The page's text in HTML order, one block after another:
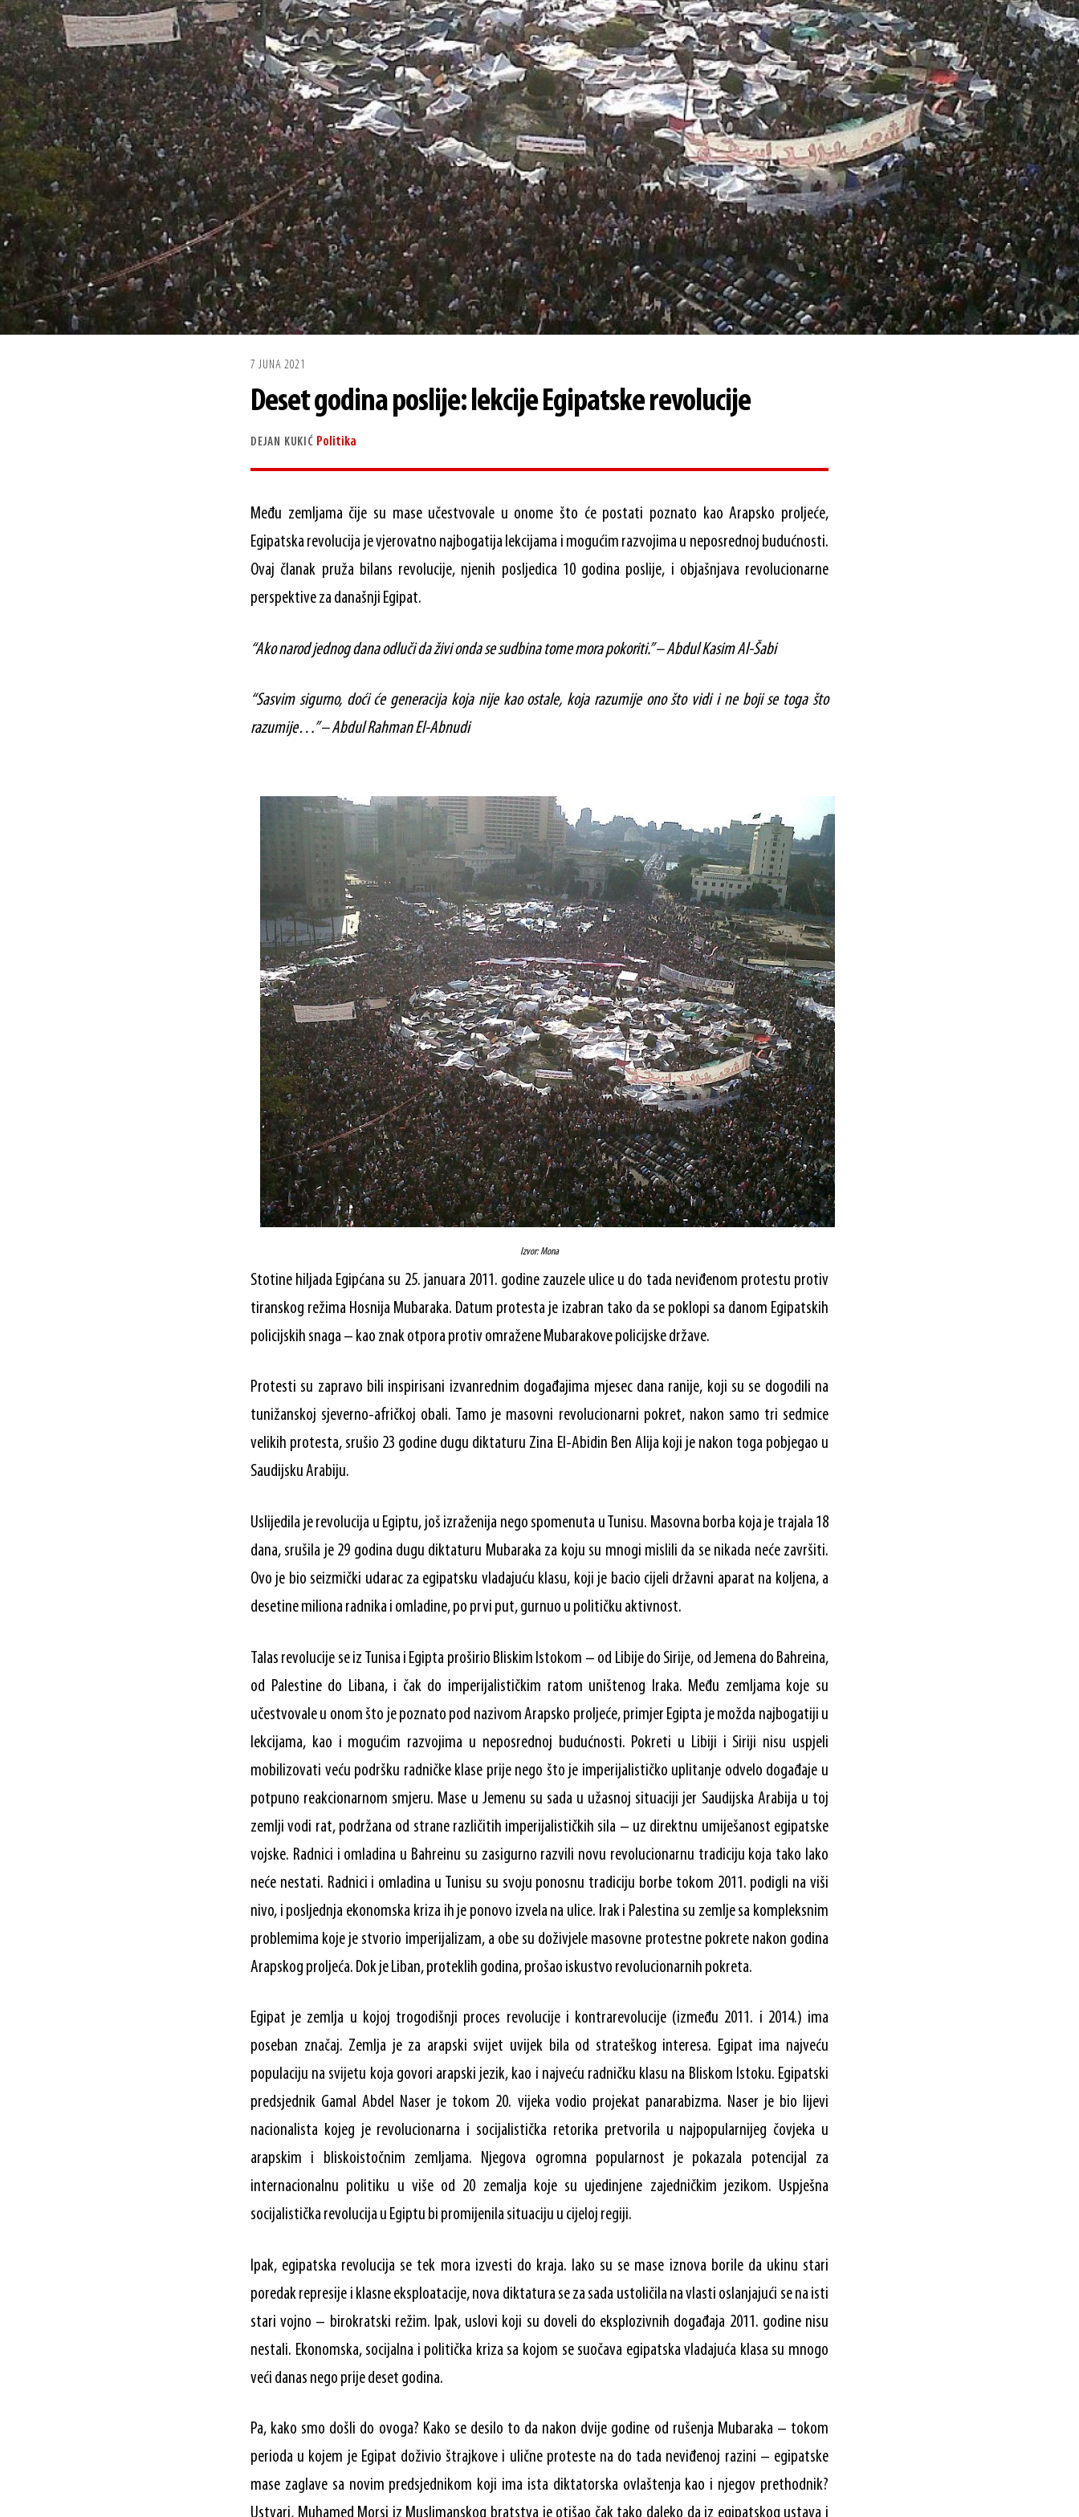
7 JUNA 2021
Deset godina poslije: lekcije Egipatske revolucije
DEJAN KUKIĆ Politika
Među zemljama čije su mase učestvovale u onome što će postati poznato kao Arapsko proljeće,
Egipatska revolucija je vjerovatno najbogatija lekcijama i mogućim razvojima u neposrednoj budućnosti.
Ovaj članak pruža bilans revolucije, njenih posljedica 10 godina poslije, i objašnjava revolucionarne
perspektive za današnji Egipat.
“Ako narod jednog dana odluči da živi onda se sudbina tome mora pokoriti.” – Abdul Kasim Al-Šabi
“Sasvim sigurno, doći će generacija koja nije kao ostale, koja razumije ono što vidi i ne boji se toga što
razumije…” – Abdul Rahman El-Abnudi
Izvor: Mona
Stotine hiljada Egipćana su 25. januara 2011. godine zauzele ulice u do tada neviđenom protestu protiv
tiranskog režima Hosnija Mubaraka. Datum protesta je izabran tako da se poklopi sa danom Egipatskih
policijskih snaga – kao znak otpora protiv omražene Mubarakove policijske države.
Protesti su zapravo bili inspirisani izvanrednim događajima mjesec dana ranije, koji su se dogodili na
tunižanskoj sjeverno-afričkoj obali. Tamo je masovni revolucionarni pokret, nakon samo tri sedmice
velikih protesta, srušio 23 godine dugu diktaturu Zina El-Abidin Ben Alija koji je nakon toga pobjegao u
Saudijsku Arabiju.
Uslijedila je revolucija u Egiptu, još izraženija nego spomenuta u Tunisu. Masovna borba koja je trajala 18
dana, srušila je 29 godina dugu diktaturu Mubaraka za koju su mnogi mislili da se nikada neće završiti.
Ovo je bio seizmički udarac za egipatsku vladajuću klasu, koji je bacio cijeli državni aparat na koljena, a
desetine miliona radnika i omladine, po prvi put, gurnuo u političku aktivnost.
Talas revolucije se iz Tunisa i Egipta proširio Bliskim Istokom – od Libije do Sirije, od Jemena do Bahreina,
od Palestine do Libana, i čak do imperijalističkim ratom uništenog Iraka. Među zemljama koje su
učestvovale u onom što je poznato pod nazivom Arapsko proljeće, primjer Egipta je možda najbogatiji u
lekcijama, kao i mogućim razvojima u neposrednoj budućnosti. Pokreti u Libiji i Siriji nisu uspjeli
mobilizovati veću podršku radničke klase prije nego što je imperijalističko uplitanje odvelo događaje u
potpuno reakcionarnom smjeru. Mase u Jemenu su sada u užasnoj situaciji jer Saudijska Arabija u toj
zemlji vodi rat, podržana od strane različitih imperijalističkih sila – uz direktnu umiješanost egipatske
vojske. Radnici i omladina u Bahreinu su zasigurno razvili novu revolucionarnu tradiciju koja tako lako
neće nestati. Radnici i omladina u Tunisu su svoju ponosnu tradiciju borbe tokom 2011. podigli na viši
nivo, i posljednja ekonomska kriza ih je ponovo izvela na ulice. Irak i Palestina su zemlje sa kompleksnim
problemima koje je stvorio imperijalizam, a obe su doživjele masovne protestne pokrete nakon godina
Arapskog proljeća. Dok je Liban, proteklih godina, prošao iskustvo revolucionarnih pokreta.
Egipat je zemlja u kojoj trogodišnji proces revolucije i kontrarevolucije (između 2011. i 2014.) ima
poseban značaj. Zemlja je za arapski svijet uvijek bila od strateškog interesa. Egipat ima najveću
populaciju na svijetu koja govori arapski jezik, kao i najveću radničku klasu na Bliskom Istoku. Egipatski
predsjednik Gamal Abdel Naser je tokom 20. vijeka vodio projekat panarabizma. Naser je bio lijevi
nacionalista kojeg je revolucionarna i socijalistička retorika pretvorila u najpopularnijeg čovjeka u
arapskim i bliskoistočnim zemljama. Njegova ogromna popularnost je pokazala potencijal za
internacionalnu politiku u više od 20 zemalja koje su ujedinjene zajedničkim jezikom. Uspješna
socijalistička revolucija u Egiptu bi promijenila situaciju u cijeloj regiji.
Ipak, egipatska revolucija se tek mora izvesti do kraja. Iako su se mase iznova borile da ukinu stari
poredak represije i klasne eksploatacije, nova diktatura se za sada ustoličila na vlasti oslanjajući se na isti
stari vojno – birokratski režim. Ipak, uslovi koji su doveli do eksplozivnih događaja 2011. godine nisu
nestali. Ekonomska, socijalna i politička kriza sa kojom se suočava egipatska vladajuća klasa su mnogo
veći danas nego prije deset godina.
Pa, kako smo došli do ovoga? Kako se desilo to da nakon dvije godine od rušenja Mubaraka – tokom
perioda u kojem je Egipat doživio štrajkove i ulične proteste na do tada neviđenoj razini – egipatske
mase zaglave sa novim predsjednikom koji ima ista diktatorska ovlaštenja kao i njegov prethodnik?